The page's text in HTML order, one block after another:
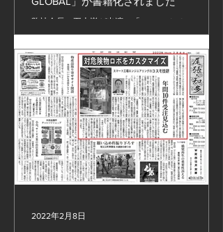
弊社会長 五十嵐が出演の「KENJA GLOBAL」が書
籍化されました 『行きつく港のない船に風は決し
て帆を押さない』 ～Amazonから発売中～ #無人化
設備 #ロボット設備
2022年2月8日